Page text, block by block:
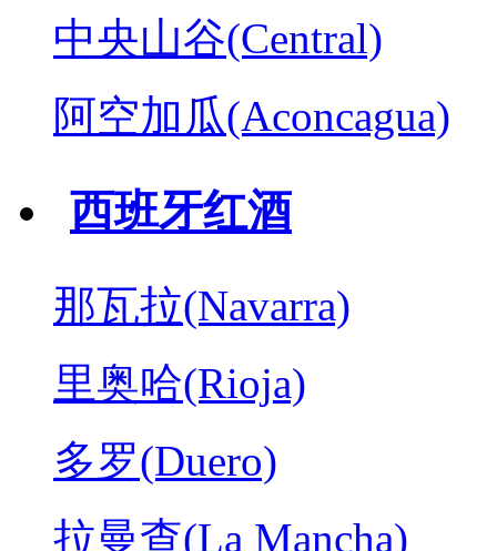
中央山谷(Central)
阿空加瓜(Aconcagua)
西班牙红酒
那瓦拉(Navarra)
里奥哈(Rioja)
多罗(Duero)
拉曼查(La Mancha)